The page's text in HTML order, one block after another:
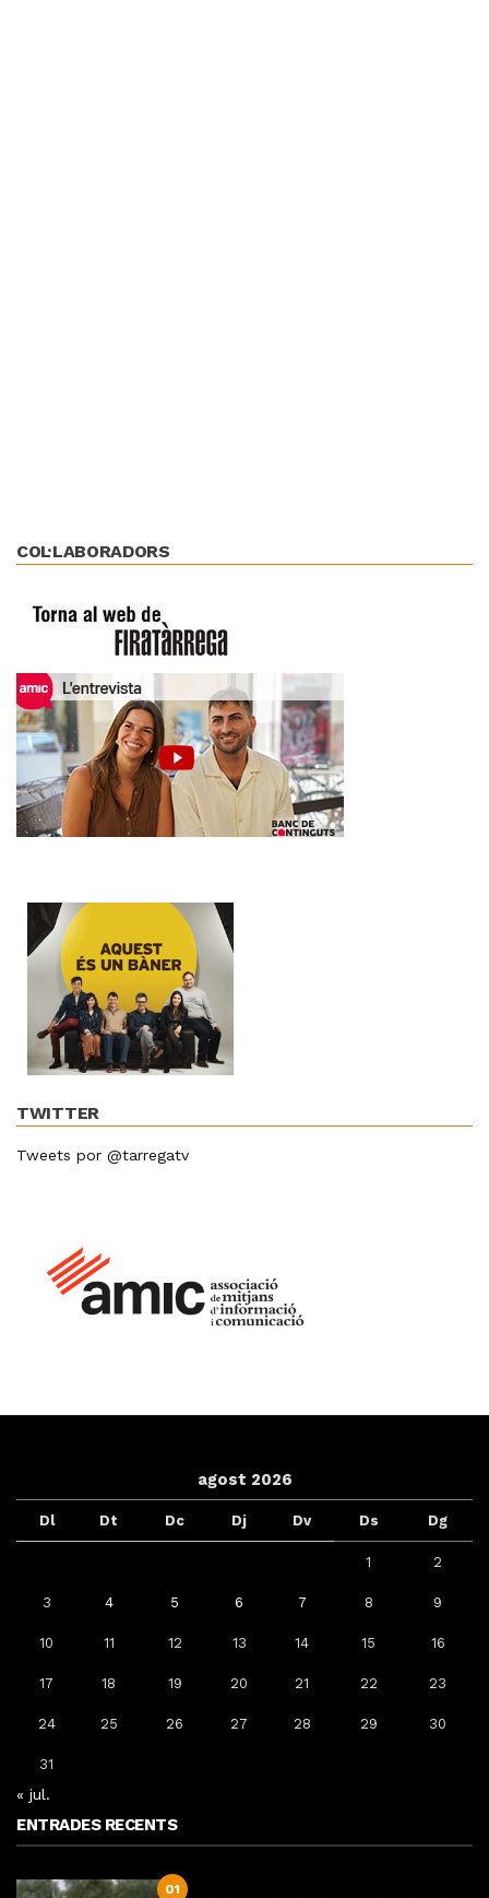
COL·LABORADORS
TWITTER
Tweets por @tarregatv
agost 2026
Dl Dt Dc Dj Dv Ds Dg
1 2
3 4 5 6 7 8 9
10 11 12 13 14 15 16
17 18 19 20 21 22 23
24 25 26 27 28 29 30
31
« jul.
ENTRADES RECENTS
01